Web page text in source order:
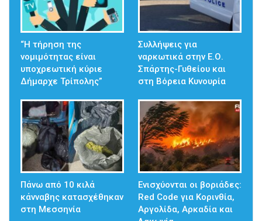
“Η τήρηση της
νομιμότητας είναι
υποχρεωτική κύριε
Δήμαρχε Τρίπολης”
Συλλήψεις για
ναρκωτικά στην Ε.Ο.
Σπάρτης-Γυθείου και
στη Βόρεια Κυνουρία
Πάνω από 10 κιλά
κάνναβης κατασχέθηκαν
στη Μεσσηνία
Ενισχύονται οι βοριάδες:
Red Code για Κορινθία,
Αργολίδα, Αρκαδία και